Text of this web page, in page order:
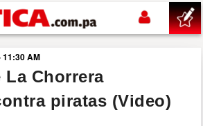
11:30 AM
La Chorrera
piratas (Video)